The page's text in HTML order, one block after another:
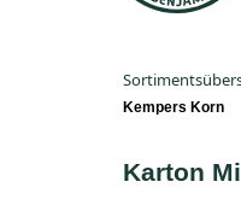
Kempers Korn
Karton